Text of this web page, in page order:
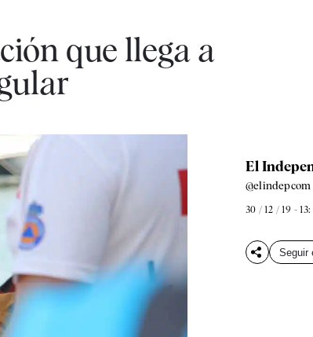
que llega a
El
@elindepcom
30 / 12 / 19 - 13:
Seguir